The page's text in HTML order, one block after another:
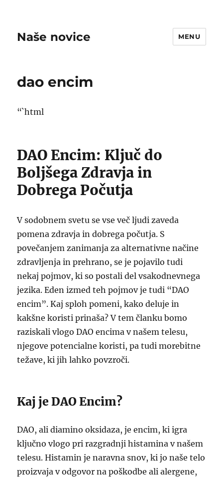
Naše novice MENU
dao encim
“`html
DAO Encim: Ključ do
Boljšega Zdravja in
Dobrega Počutja
V sodobnem svetu se vse več ljudi zaveda
pomena zdravja in dobrega počutja. S
povečanjem zanimanja za alternativne načine
zdravljenja in prehrano, se je pojavilo tudi
nekaj pojmov, ki so postali del vsakodnevnega
jezika. Eden izmed teh pojmov je tudi “DAO
encim”. Kaj sploh pomeni, kako deluje in
kakšne koristi prinaša? V tem članku bomo
raziskali vlogo DAO encima v našem telesu,
njegove potencialne koristi, pa tudi morebitne
težave, ki jih lahko povzroči.
Kaj je DAO Encim?
DAO, ali diamino oksidaza, je encim, ki igra
ključno vlogo pri razgradnji histamina v našem
telesu. Histamin je naravna snov, ki jo naše telo
proizvaja v odgovor na poškodbe ali alergene,